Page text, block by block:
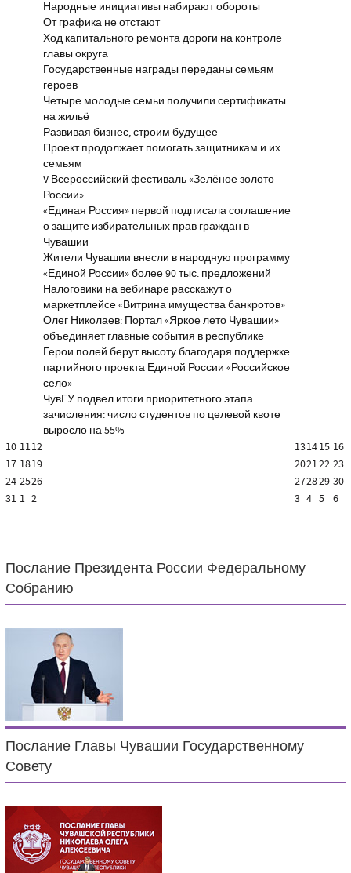
Народные инициативы набирают обороты
От графика не отстают
Ход капитального ремонта дороги на контроле
главы округа
Государственные награды переданы семьям
героев
Четыре молодые семьи получили сертификаты
на жильё
Развивая бизнес, строим будущее
Проект продолжает помогать защитникам и их
семьям
V Всероссийский фестиваль «Зелёное золото
России»
«Единая Россия» первой подписала соглашение
о защите избирательных прав граждан в
Чувашии
Жители Чувашии внесли в народную программу
«Единой России» более 90 тыс. предложений
Налоговики на вебинаре расскажут о
маркетплейсе «Витрина имущества банкротов»
Олег Николаев: Портал «Яркое лето Чувашии»
объединяет главные события в республике
Герои полей берут высоту благодаря поддержке
партийного проекта Единой России «Российское
село»
ЧувГУ подвел итоги приоритетного этапа
зачисления: число студентов по целевой квоте
выросло на 55%
10 1112 131415 16
17 1819 202122 23
24 2526 272829 30
31 1 2 3 4 5 6
Послание Президента России Федеральному
Собранию
Послание Главы Чувашии Государственному
Совету